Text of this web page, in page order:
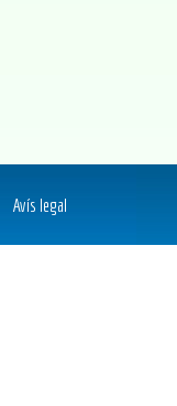
Avís legal